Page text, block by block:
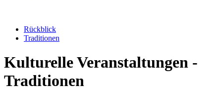
Rückblick
Traditionen
Kulturelle Veranstaltungen -
Traditionen